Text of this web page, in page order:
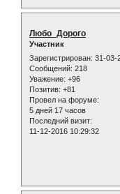
Любо_Дорого
Участник
Зарегистрирован: 31-03-
Сообщений: 218
Уважение: +96
Позитив: +81
Провел на форуме:
5 дней 17 часов
Последний визит:
11-12-2016 10:29:32